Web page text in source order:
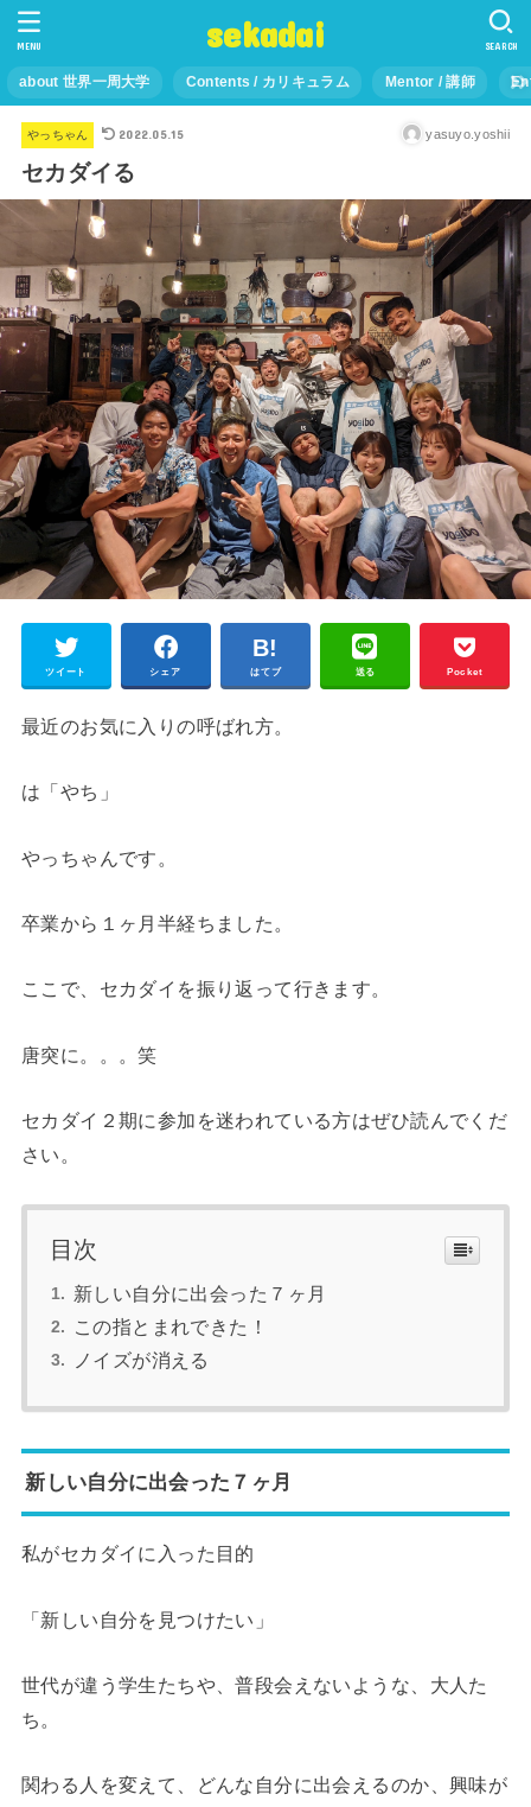
sekadai
about 世界一周大学 Contents / カリキュラム Mentor / 講師
SEARCH
MENU
やっちゃん 2022.05.15 yasuyo.yoshii
セカダイる
ツイート シェア はてブ 送る Pocket
最近のお気に入りの呼ばれ方。
は「やち」
やっちゃんです。
卒業から１ヶ月半経ちました。
ここで、セカダイを振り返って行きます。
唐突に。。。笑
セカダイ２期に参加を迷われている方はぜひ読んでくだ
さい。
目次
新しい自分に出会った７ヶ月
この指とまれできた！
ノイズが消える
新しい自分に出会った７ヶ月
私がセカダイに入った目的
「新しい自分を見つけたい」
世代が違う学生たちや、普段会えないような、大人た
ち。
関わる人を変えて、どんな自分に出会えるのか、興味が